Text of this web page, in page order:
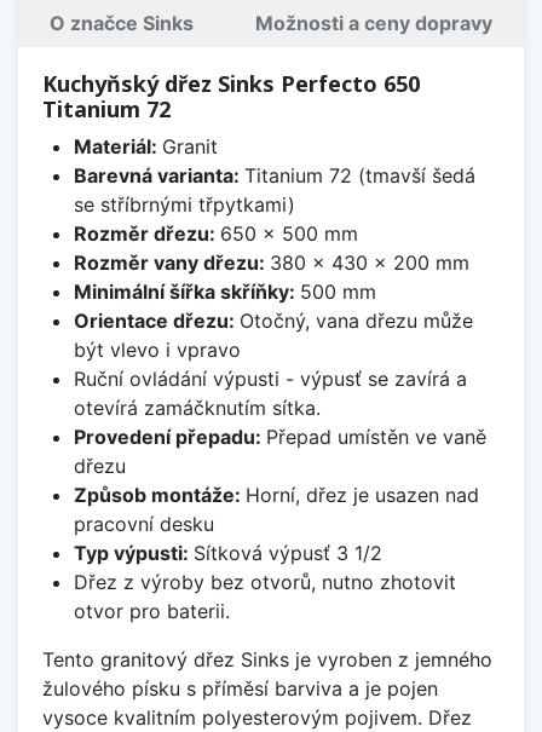
O značce Sinks Možnosti a ceny dopravy
Kuchyňský dřez Sinks Perfecto 650
Titanium 72
Materiál: Granit
Barevná varianta: Titanium 72 (tmavší šedá
se stříbrnými třpytkami)
Rozměr dřezu: 650 x 500 mm
Rozměr vany dřezu: 380 x 430 x 200 mm
Minimální šířka skříňky: 500 mm
Orientace dřezu: Otočný, vana dřezu může
být vlevo i vpravo
Ruční ovládání výpusti - výpusť se zavírá a
otevírá zamáčknutím sítka.
Provedení přepadu: Přepad umístěn ve vaně
dřezu
Způsob montáže: Horní, dřez je usazen nad
pracovní desku
Typ výpusti: Sítková výpusť 3 1/2
Dřez z výroby bez otvorů, nutno zhotovit
otvor pro baterii.
Tento granitový dřez Sinks je vyroben z jemného
žulového písku s příměsí barviva a je pojen
vysoce kvalitním polyesterovým pojivem. Dřez